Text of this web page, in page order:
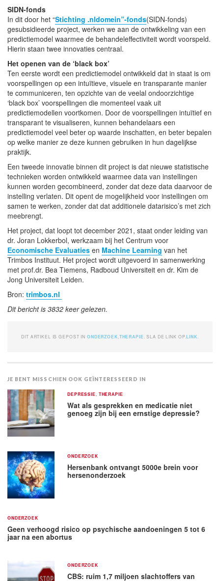
SIDN-fonds
In dit door het “Stichting .nldomein”-fonds(SIDN-fonds)
gesubsidieerde project, werken we aan de ontwikkeling van een
predictiemodel waarmee de behandeleffectiviteit wordt voorspeld.
Hierin staan twee innovaties centraal.
Het openen van de ‘black box’
Ten eerste wordt een predictiemodel ontwikkeld dat in staat is om
voorspellingen op een intuïtieve, visuele en transparante manier
te communiceren, ten opzichte van de veelal ondoorzichtige
‘black box’ voorspellingen die momenteel vaak uit
predictiemodellen voortkomen. Door de voorspellingen intuïtief en
transparant te visualiseren, kunnen behandelaars een
predictiemodel veel beter op waarde inschatten, en beter bepalen
op welke manier ze deze kunnen gebruiken in hun dagelijkse
praktijk.
Een tweede innovatie binnen dit project is dat nieuwe statistische
technieken worden ontwikkeld waarmee data van instellingen
kunnen worden gecombineerd, zonder dat deze data daarvoor de
instelling verlaten. Dit opent de mogelijkheid voor instellingen om
samen te werken, zonder dat dat additionele datarisico’s met zich
meebrengt.
Het project, dat loopt tot december 2021, staat onder leiding van
dr. Joran Lokkerbol, werkzaam bij het Centrum voor
Economische Evaluaties en Machine Learning van het
Trimbos Instituut. Het project wordt uitgevoerd in samenwerking
met prof.dr. Bea Tiemens, Radboud Universiteit en dr. Kim de
Jong Universiteit Leiden.
Bron: trimbos.nl
Dit bericht is 3832 keer gelezen.
DIT ARTIKEL IS GEPOST IN ONDERZOEK THERAPIE . SLA DE LINK OP.LINK
JE BENT MISSCHIEN OOK GEÏNTERESSEERD IN
DEPRESSIE THERAPIE
Wat als gesprekken en medicatie niet
genoeg zijn bij een ernstige depressie?
ONDERZOEK
Hersenbank ontvangt 5000e brein voor
hersenonderzoek
ONDERZOEK
Geen verhoogd risico op psychische aandoeningen 5 tot 6
jaar na een abortus
ONDERZOEK
CBS: ruim 1,7 miljoen slachtoffers van